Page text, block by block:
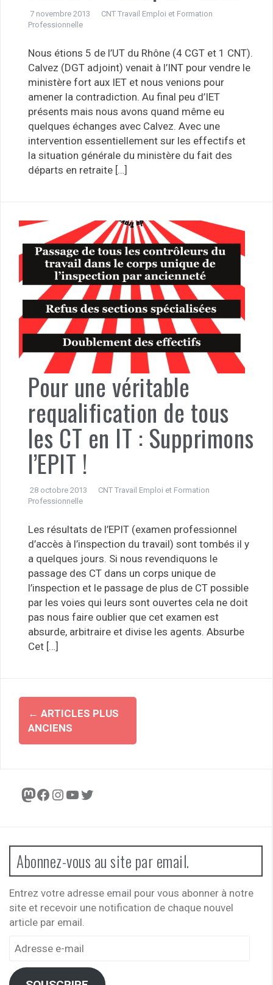
7 novembre 2013
CNT Travail Emploi et Formation
Professionnelle
Nous étions 5 de l’UT du Rhône (4 CGT et 1 CNT).
Calvez (DGT adjoint) venait à l’INT pour vendre le
ministère fort aux IET et nous venions pour
amener la contradiction. Au final peu d’IET
présents mais nous avons quand même eu
quelques échanges avec Calvez. Avec une
intervention essentiellement sur les effectifs et
la situation générale du ministère du fait des
départs en retraite […]
Pour une véritable
requalification de tous
les CT en IT : Supprimons
l’EPIT !
28 octobre 2013
CNT Travail Emploi et Formation
Professionnelle
Les résultats de l’EPIT (examen professionnel
d’accès à l’inspection du travail) sont tombés il y
a quelques jours. Si nous revendiquons le
passage des CT dans un corps unique de
l’inspection et le passage de plus de CT possible
par les voies qui leurs sont ouvertes cela ne doit
pas nous faire oublier que cet examen est
absurde, arbitraire et divise les agents. Absurbe
Cet […]
Navigation
des
← ARTICLES PLUS
ANCIENS
Mastodon
Facebook
Instagram
YouTube
Twitter
Abonnez-vous au site par email.
Entrez votre adresse email pour vous abonner à notre
site et recevoir une notification de chaque nouvel
article par email.
Adresse
mail